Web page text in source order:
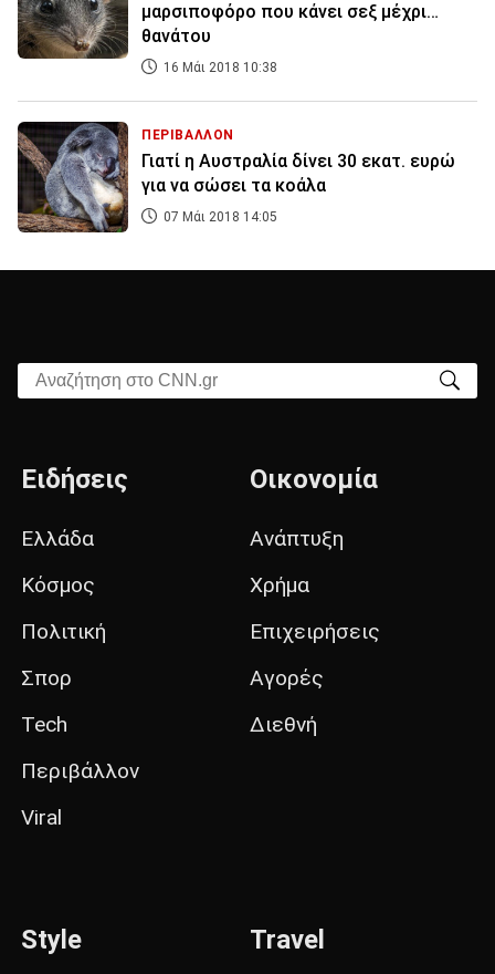
μαρσιποφόρο που κάνει σεξ μέχρι…
θανάτου
16 Μάι 2018 10:38
ΠΕΡΙΒΑΛΛΟΝ
Γιατί η Αυστραλία δίνει 30 εκατ. ευρώ
για να σώσει τα κοάλα
07 Μάι 2018 14:05
Αναζήτηση στο CNN.gr
Ειδήσεις
Ελλάδα
Κόσμος
Πολιτική
Σπορ
Tech
Περιβάλλον
Viral
Οικονομία
Ανάπτυξη
Χρήμα
Επιχειρήσεις
Αγορές
Διεθνή
Style Travel